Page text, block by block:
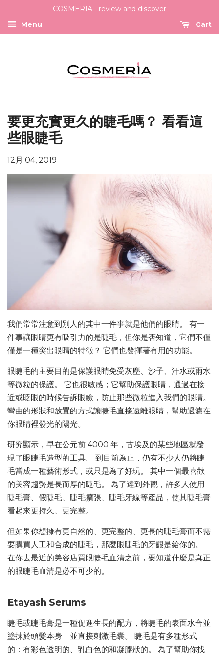
COSMERIA - review and discover
Menu
Cart
要更充實更久的睫毛嗎？ 看看這
些眼睫毛
12月 04, 2019
我們常常注意到別人的其中一件事就是他們的眼睛。 有一
件事讓眼睛更有吸引力的是睫毛，但你是否知道，它們不僅
僅是一種突出眼睛的特徵？ 它們也發揮著有用的功能。
眼睫毛的主要目的是保護眼睛免受灰塵、沙子、汗水或雨水
等微粒的保護。 它也很敏感；它幫助保護眼睛，通過在接
近或眨眼的時候告訴眼瞼，防止那些微粒進入我們的眼睛。
彎曲的形狀和放置的方式讓睫毛直接遠離眼睛，幫助過濾在
你眼睛裡發光的陽光。
研究顯示，早在公元前 4000 年，古埃及的某些地區就發
現了眼睫毛造型的工具。 到目前為止，仍有不少人仍將睫
毛當成一種藝術形式，或只是為了好玩。 其中一個最喜歡
的美容趨勢是長而厚的睫毛。 為了達到外觀，許多人使用
睫毛膏、假睫毛、睫毛擴張、睫毛牙線等產品，使其睫毛膏
看起來更持久、更完整。
但如果你想擁有更自然的、更完整的、更長的睫毛膏而不需
要購買人工和合成的睫毛，那麼眼睫毛的牙齦是給你的。
在你去最近的美容店買眼睫毛血清之前，要知道什麼是真正
的眼睫毛血清是必不可少的。
Etayash Serums
睫毛或睫毛膏是一種促進生長的配方，將睫毛的表面水合並
塗抹於頭髮本身，並直接刺激毛囊。 睫毛是有多種形式
的：有彩色透明的、乳白色的和凝膠狀的。 為了幫助你找